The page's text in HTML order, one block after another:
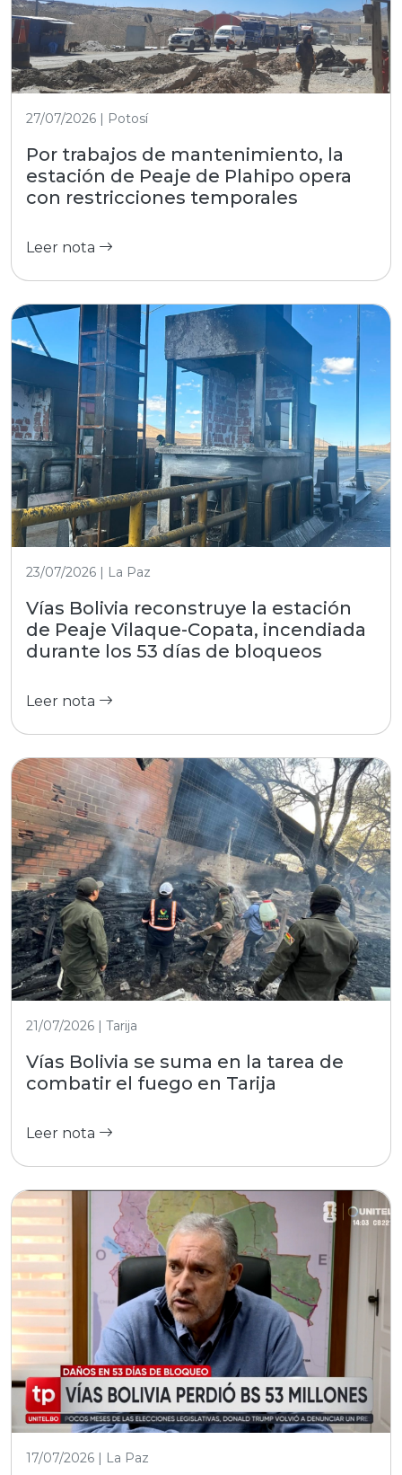
27/07/2026 | Potosí
Por trabajos de mantenimiento, la
estación de Peaje de Plahipo opera
con restricciones temporales
Leer nota
23/07/2026 | La Paz
Vías Bolivia reconstruye la estación
de Peaje Vilaque-Copata, incendiada
durante los 53 días de bloqueos
Leer nota
21/07/2026 | Tarija
Vías Bolivia se suma en la tarea de
combatir el fuego en Tarija
Leer nota
17/07/2026 | La Paz